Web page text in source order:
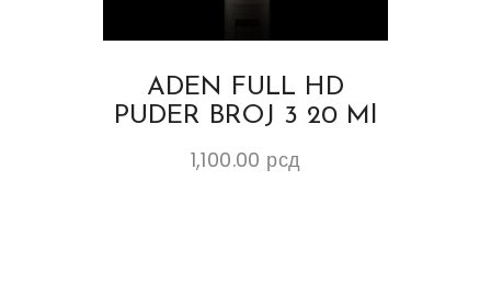
ADEN FULL HD
PUDER BROJ 3 20 Ml
1,100.00 рсд